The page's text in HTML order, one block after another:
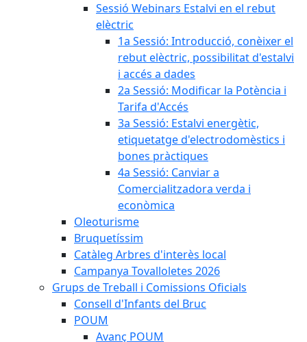
Sessió Webinars Estalvi en el rebut
elèctric
1a Sessió: Introducció, conèixer el
rebut elèctric, possibilitat d'estalvi
i accés a dades
2a Sessió: Modificar la Potència i
Tarifa d'Accés
3a Sessió: Estalvi energètic,
etiquetatge d'electrodomèstics i
bones pràctiques
4a Sessió: Canviar a
Comercialitzadora verda i
econòmica
Oleoturisme
Bruquetíssim
Catàleg Arbres d'interès local
Campanya Tovalloletes 2026
Grups de Treball i Comissions Oficials
Consell d'Infants del Bruc
POUM
Avanç POUM